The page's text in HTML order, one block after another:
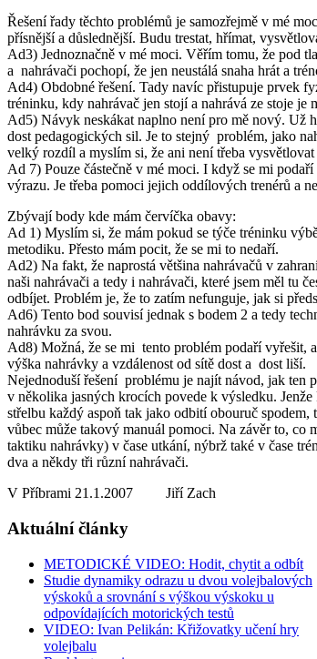
Řešení řady těchto problémů je samozřejmě v mé
přísnější a důslednější. Budu trestat, hřímat,
Ad3) Jednoznačně v mé moci. Věřím tomu, že pod
a nahrávači pochopí, že jen neustálá snaha hrát a
Ad4) Obdobné řešení. Tady navíc přistupuje prvek
tréninku, kdy nahrávač jen stojí a nahrává ze stoje je
Ad5) Návyk neskákat naplno není pro mě nový. Už
dost pedagogických sil. Je to stejný problém, jako
velký rozdíl a myslím si, že ani není třeba vysvětlovat
Ad 7) Pouze částečně v mé moci. I když se mi
výrazu. Je třeba pomoci jejich oddílových trenérů a
Zbývají body kde mám červíčka obavy:
Ad 1) Myslím si, že mám pokud se týče tréninku
metodiku. Přesto mám pocit, že se mi to nedaří.
Ad2) Na fakt, že naprostá většina nahrávačů v
naši nahrávači a tedy i nahrávači, které jsem měl tu
odbíjet. Problém je, že to zatím nefunguje, jak si
Ad6) Tento bod souvisí jednak s bodem 2 a tedy
nahrávku za svou.
Ad8) Možná, že se mi tento problém podaří vyřešit,
výška nahrávky a vzdálenost od sítě dost a dost liší.
Nejednoduší řešení problému je najít návod, jak ten
v několika jasných krocích povede k výsledku.
střelbu každý aspoň tak jako odbití obouruč
vůbec může takový manuál pomoci. Na závěr to, co
taktiku nahrávky) v čase utkání, nýbrž také v čase
dva a někdy tři různí nahrávači.
V Příbrami 21.1.2007 Jiří Zach
Aktuální články
METODICKÉ VIDEO: Hodit, chytit a odbít
Studie dynamiky odrazu u dvou volejbalových
výskoků a srovnání s výškou výskoku u
odpovídajících motorických testů
VIDEO: Ivan Pelikán: Křižovatky učení hry
volejbalu